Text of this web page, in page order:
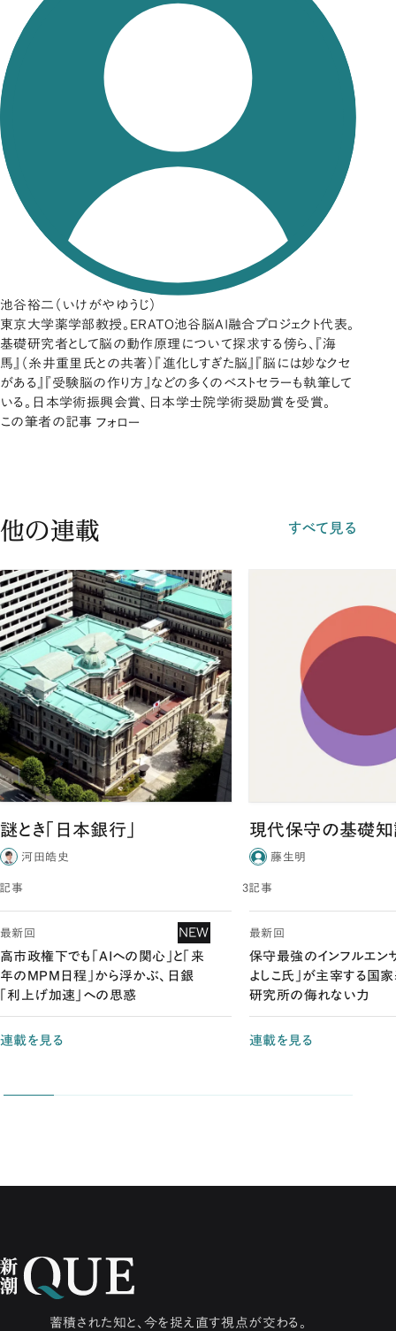
池谷裕二（いけがやゆうじ）
東京大学薬学部教授。ERATO池谷脳AI融合プロジェクト代表。
基礎研究者として脳の動作原理について探求する傍ら、『海
馬』（糸井重里氏との共著）『進化しすぎた脳』『脳には妙なクセ
がある』『受験脳の作り方』などの多くのベストセラーも執筆して
いる。日本学術振興会賞、日本学士院学術奨励賞を受賞。
この筆者の記事 フォロー
他の連載 すべて見る
謎とき「日本銀行」
河田皓史
事
最新回
NEW
高市政権下でも「AIへの関心」と「来
年のMPM日程」から浮かぶ、日銀
「利上げ加速」への思惑
連載を見る
現代保守の基礎
藤生明
3記事
最新回
保守最強のインフルエン
よしこ氏」が主宰する国
研究所の侮れない力
連載を見る
蓄積された知と、今を捉え直す視点が交わる。